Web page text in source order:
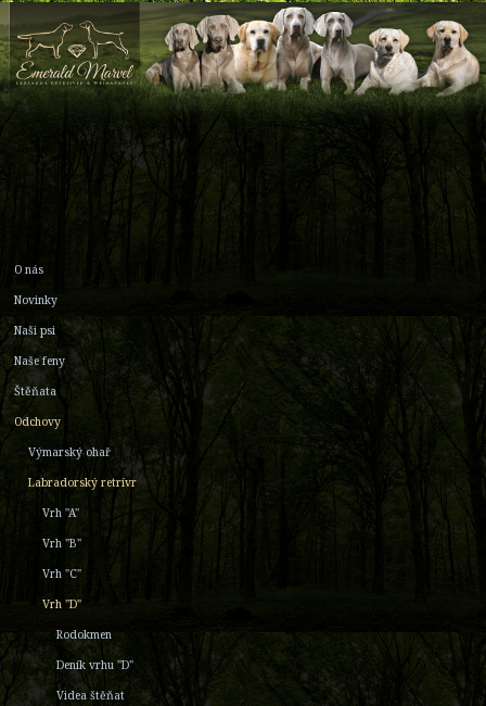
O nás
Novinky
Naši psi
Naše feny
Štěňata
Odchovy
Výmarský ohař
Labradorský retrívr
Vrh "A"
Vrh "B"
Vrh "C"
Vrh "D"
Rodokmen
Deník vrhu "D"
Videa štěňat